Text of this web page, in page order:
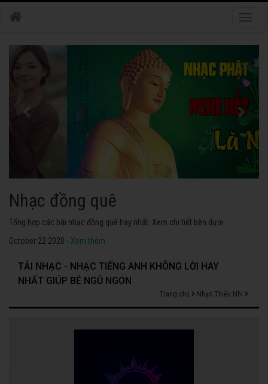
Toggle
Nhạc phật
Tuyển tập các bài nhạc thánh ca hay nhất. Không thể không nghe thử.
October 22 2020 - Xem thêm
TẢI NHẠC - NHẠC TIẾNG ANH KHÔNG LỜI HAY
NHẤT GIÚP BÉ NGỦ NGON
Trang chủ Nhạc Thiếu Nhi